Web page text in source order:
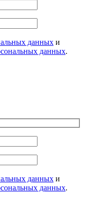
данных и
данных.
данных и
данных.